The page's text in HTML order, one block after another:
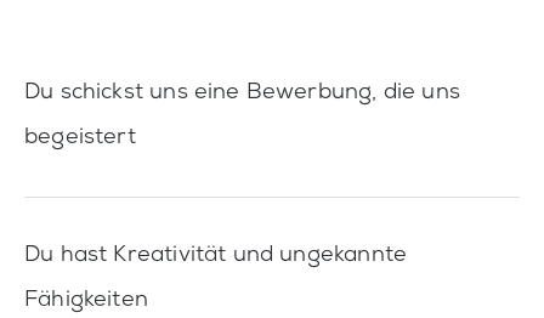
Du schickst uns eine Bewerbung, die uns
begeistert
Du hast Kreativität und ungekannte
Fähigkeiten